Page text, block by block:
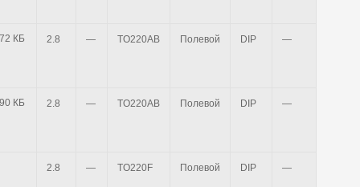
BUZ93 pdf,472 КБ 2.8 — TO220AB Полевой DIP —
BUZ92 pdf,190 КБ 2.8 — TO220AB Полевой DIP —
2.8 — TO220F Полевой DIP —